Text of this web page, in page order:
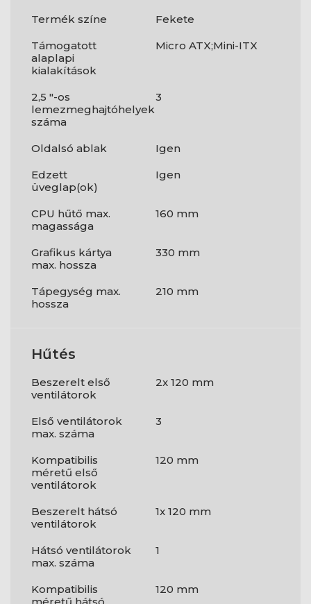
Termék színe
Fekete
Támogatott
alaplapi
kialakítások
Micro ATX;Mini-ITX
2,5 "-os
lemezmeghajtóhelyek
száma
3
Oldalsó ablak
Igen
Edzett
üveglap(ok)
Igen
CPU hűtő max.
magassága
160 mm
Grafikus kártya
max. hossza
330 mm
Tápegység max.
hossza
210 mm
Hűtés
Beszerelt első
ventilátorok
2x 120 mm
Első ventilátorok
max. száma
3
Kompatibilis
méretű első
ventilátorok
120 mm
Beszerelt hátsó
ventilátorok
1x 120 mm
Hátsó ventilátorok
max. száma
1
Kompatibilis
120 mm